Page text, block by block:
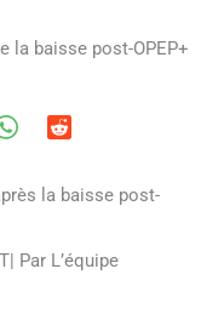
la baisse post-OPEP+
la baisse post-
Par L’équipe